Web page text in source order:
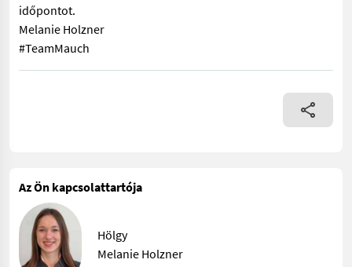
időpontot.
Melanie Holzner
#TeamMauch
Weidemann T4512, V. lépcsőfok, TOP alapfelszereltséggel,
Az Ön kapcsolattartója
Hölgy
Melanie Holzner